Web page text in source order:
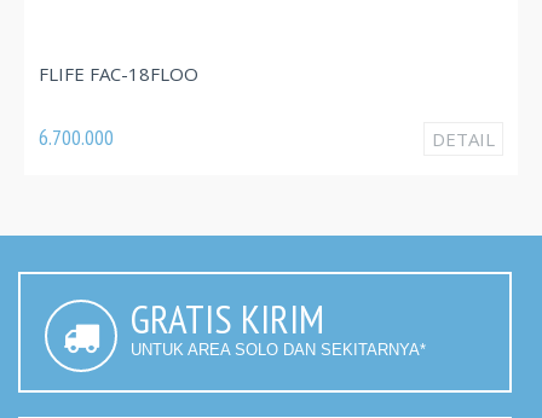
FLIFE FAC-18FLOO
6.700.000 DETAIL
GRATIS KIRIM
UNTUK AREA SOLO DAN SEKITARNYA*